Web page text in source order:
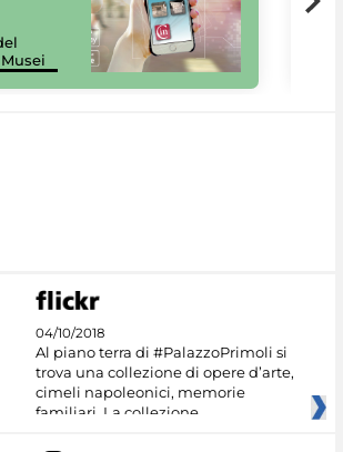
04/10/2018
Al piano terra di #PalazzoPrimoli si
trova una collezione di opere d’arte,
cimeli napoleonici, memorie
familiari. La collezione